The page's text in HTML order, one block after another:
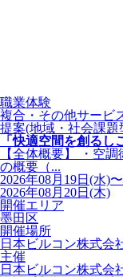
職業体験
複合・その他サービ
提案(地域・社会課題
「快適空間を創るし
【全体概要】 ・空
の概要（...
2026年08月19日(水)〜
2026年08月20日(木)
開催エリア
墨田区
開催場所
日本ビルコン株式
主催
日本ビルコン株式会